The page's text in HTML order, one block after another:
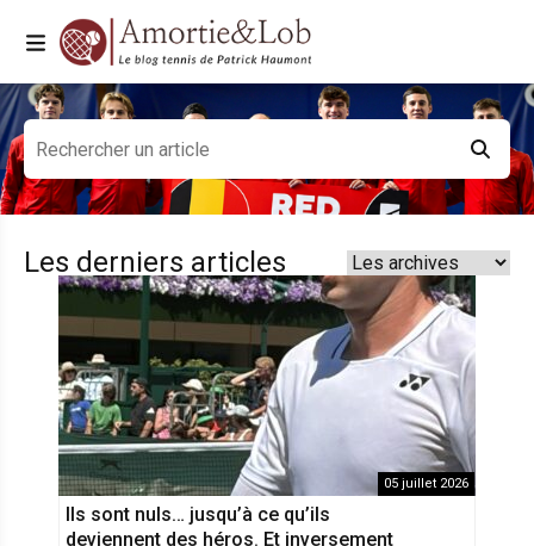
Les derniers articles
05 juillet 2026
Ils sont nuls… jusqu’à ce qu’ils
deviennent des héros. Et inversement